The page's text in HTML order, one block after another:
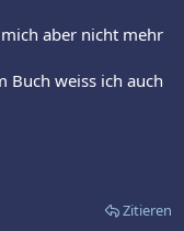
aber nicht mehr
Buch weiss ich auch
Zitieren